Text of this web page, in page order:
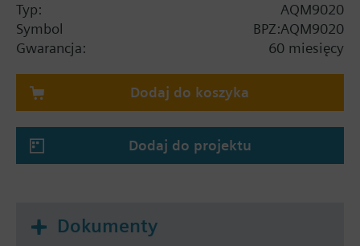
Typ:
AQM9020
Symbol
BPZ:AQM9020
Gwarancja:
60 miesięcy
Dodaj do koszyka
Dodaj do projektu
Dokumenty